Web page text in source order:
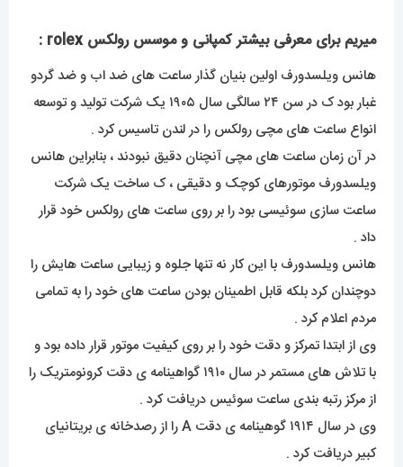
میریم برای معرفی بیشتر کمپانی و موسس رولکس role x
:
هانس ویلسدورف اولین بنیان گذار ساعت های ضد اب و ضد گردو
غبار بود ک در سن ۲۴ سالگی سال ۱۹۰۵ یک شرکت تولید و توسعه
انواع ساعت های مچی رولکس را در لندن تاسیس کرد .
در آن زمان ساعت های مچی آنچنان دقیق نبودند ، بنابراین هانس
ویلسدورف موتورهای کوچک و دقیقی ، ک ساخت یک شرکت
ساعت سازی سوئیسی بود را بر روی ساعت های رولکس خود قرار
داد .
هانس ویلسدورف با این کار نه تنها جلوه و زیبایی ساعت هایش را
دوچندان کرد بلکه قابل اطمینان بودن ساعت های خود را به تمامی
مردم اعلام کرد .
وی از ابتدا تمرکز و دقت خود را بر روی کیفیت موتور قرار داده بود و
با تلاش های مستمر در سال ۱۹۱۰ گواهینامه ی دقت کرونومتریک را
از مرکز رتبه بندی ساعت سوئیس دریافت کرد .
وی در سال ۱۹۱۴ گوهینامه ی دقت A را از رصدخانه ی بریتانیای
کبیر دریافت کرد .